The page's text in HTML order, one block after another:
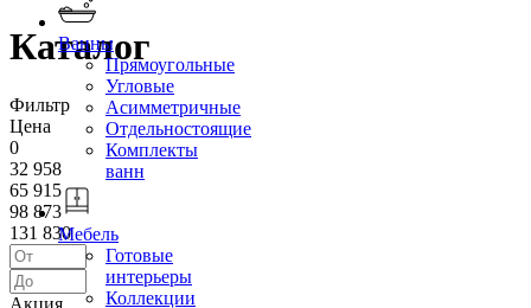
Ванны
Прямоугольные
Угловые
Асимметричные
Отдельностоящие
Комплекты
ванн
Мебель
Готовые
интерьеры
Коллекции
Каталог
Фильтр
Цена
0
32 958
65 915
98 873
131 830
Акция